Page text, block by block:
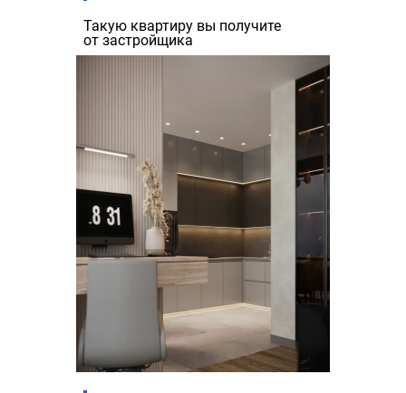
Такую квартиру вы получите
от застройщика